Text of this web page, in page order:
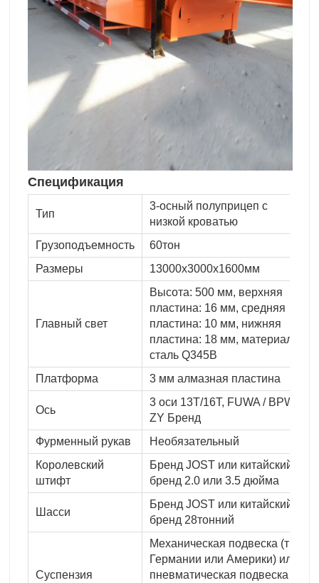
Спецификация
Тип
3-осный полуприцеп с
низкой кроватью
Грузоподъемность
60тон
Размеры
13000x3000x1600мм
Главный свет
Высота: 500 мм, верхняя
пластина: 16 мм, средняя
пластина: 10 мм, нижняя
пластина: 18 мм, материал:
сталь Q345B
Платформа
3 мм алмазная пластина
Ось
3 оси 13T/16T, FUWA / BPW /
ZY Бренд
Фурменный рукав
Необязательный
Королевский
штифт
Бренд JOST или китайский
бренд 2.0 или 3.5 дюйма
Шасси
Бренд JOST или китайский
бренд 28тонний
Суспензия
Механическая подвеска (тип
Германии или Америки) или
пневматическая подвеска